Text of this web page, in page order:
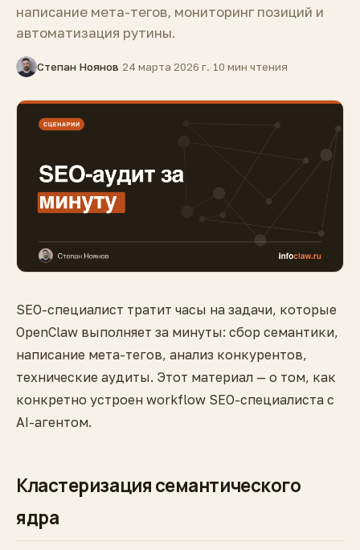
написание мета-тегов, мониторинг позиций и
автоматизация рутины.
Степан Ноянов·24 марта 2026 г.·10 мин чтения
SEO-специалист тратит часы на задачи, которые
OpenClaw выполняет за минуты: сбор семантики,
написание мета-тегов, анализ конкурентов,
технические аудиты. Этот материал — о том, как
конкретно устроен workflow SEO-специалиста с
AI-агентом.
Кластеризация семантического
ядра